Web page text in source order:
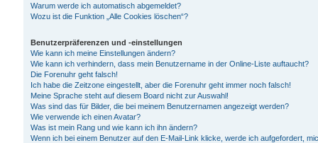
Warum werde ich automatisch abgemeldet?
Wozu ist die Funktion „Alle Cookies löschen“?
Benutzerpräferenzen und -einstellungen
Wie kann ich meine Einstellungen ändern?
Wie kann ich verhindern, dass mein Benutzername in der Online-Liste auftaucht?
Die Forenuhr geht falsch!
Ich habe die Zeitzone eingestellt, aber die Forenuhr geht immer noch falsch!
Meine Sprache steht auf diesem Board nicht zur Auswahl!
Was sind das für Bilder, die bei meinem Benutzernamen angezeigt werden?
Wie verwende ich einen Avatar?
Was ist mein Rang und wie kann ich ihn ändern?
Wenn ich bei einem Benutzer auf den E-Mail-Link klicke, werde ich aufgefordert,